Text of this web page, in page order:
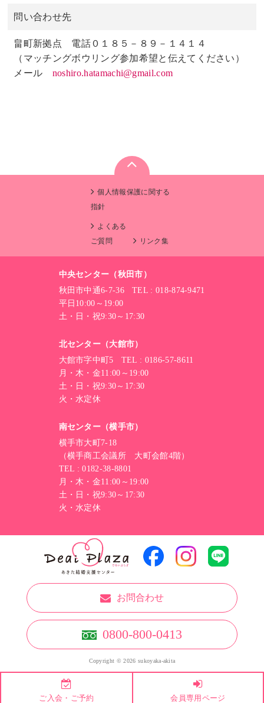
ご入会・ご予約 会員専用ページ
問い合わせ先
畠町新拠点 電話０１８５－８９－１４１４
（マッチングボウリング参加希望と伝えてください）
メール noshiro.hatamachi@gmail.com
個人情報保護に関する
指針
よくある
ご質問
リンク集
中央センター（秋田市）
秋田市中通6-7-36 TEL : 018-874-9471
平日10:00～19:00
土・日・祝9:30～17:30
北センター（大館市）
大館市字中町5 TEL : 0186-57-8611
月・木・金11:00～19:00
土・日・祝9:30～17:30
火・水定休
南センター（横手市）
横手市大町7-18
（横手商工会議所 大町会館4階）
TEL : 0182-38-8801
月・木・金11:00～19:00
土・日・祝9:30～17:30
火・水定休
お問合わせ
0800-800-0413
Copyright © 2026 sukoyaka-akita